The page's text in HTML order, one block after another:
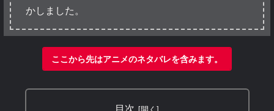
かしました。
ここから先はアニメのネタバレを含みます。
目次